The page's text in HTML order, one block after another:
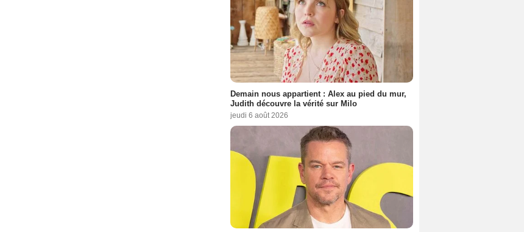
Demain nous appartient : Alex au pied du mur,
Judith découvre la vérité sur Milo
jeudi 6 août 2026